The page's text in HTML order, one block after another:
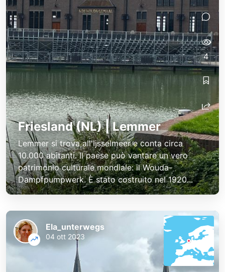
Friesland (NL) | Lemmer
Lemmer si trova all'Ijsselmeer e conta circa
10.000 abitanti. Il paese può vantare un vero
patrimonio culturale mondiale: il Wouda-
Dampfpumpwerk. È stato costruito nel 1920...
4
Ela_unterwegs
04 ott 2023